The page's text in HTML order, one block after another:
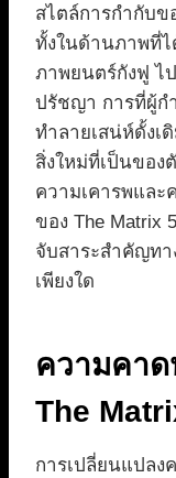
สไตล์การกำกับข
ทั้งในด้านภาพที่ไ
ภาพยนตร์กังฟู ไ
ปรัชญา การที่ผู้ก
ทำลายเสน่ห์ดั้งเ
สิ่งใหม่ที่เป็นของ
ความเคารพและ
ของ The Matrix
จับสาระสำคัญท
เพียงใด
ความคาด
The
การเปลี่ยนแปล